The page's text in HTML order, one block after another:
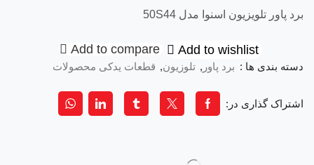
برد پاور تلویزیون اسنوا مدل 50S44
Add to wishlist
Add to compare
دسته بندی ها : برد پاور , تلوزیون, قطعات یدکی محصولات
اشتراک گذاری در: